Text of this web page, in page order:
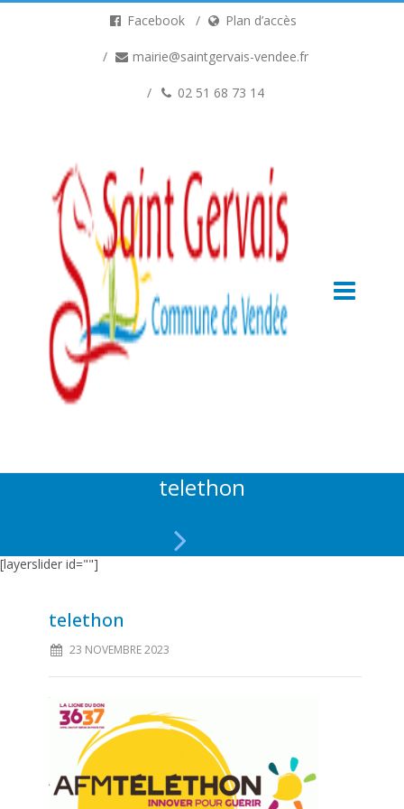
Facebook Plan d’accès
mairie@saintgervais-vendee.fr
02 51 68 73 14
telethon
[layerslider id=""]
telethon
23 NOVEMBRE 2023